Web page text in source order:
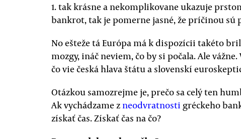
1. tak krásne a nekomplikovane ukazuje
bankrot, tak je pomerne jasné, že príčinou
No ešteže tá Európa má k dispozícii takéto
mozgy, ináč neviem, čo by si počala. Ale
čo vie česká hlava štátu a slovenskí
Otázkou samozrejme je, prečo sa celý ten
Ak vychádzame zneodvratnosti gréckeho
získať čas. Získať čas na čo?